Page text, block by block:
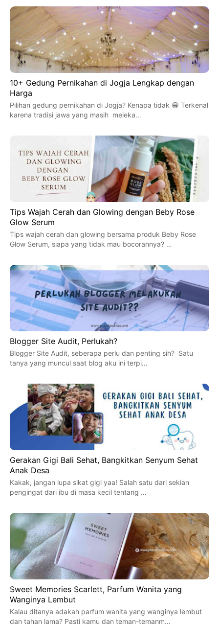
10+ Gedung Pernikahan di Jogja Lengkap dengan
Harga
Pilihan gedung pernikahan di Jogja? Kenapa tidak 😁 Terkenal
karena tradisi jawa yang masih meleka…
Tips Wajah Cerah dan Glowing dengan Beby Rose
Glow Serum
Tips wajah cerah dan glowing bersama produk Beby Rose
Glow Serum, siapa yang tidak mau bocorannya? …
Blogger Site Audit, Perlukah?
Blogger Site Audit, seberapa perlu dan penting sih? Satu
tanya yang muncul saat blog aku ini terpi…
Gerakan Gigi Bali Sehat, Bangkitkan Senyum Sehat
Anak Desa
Kakak, jangan lupa sikat gigi yaa! Salah satu dari sekian
pengingat dari ibu di masa kecil tentang …
Sweet Memories Scarlett, Parfum Wanita yang
Wanginya Lembut
Kalau ditanya adakah parfum wanita yang wanginya lembut
dan tahan lama? Pasti kamu dan teman-temanm…